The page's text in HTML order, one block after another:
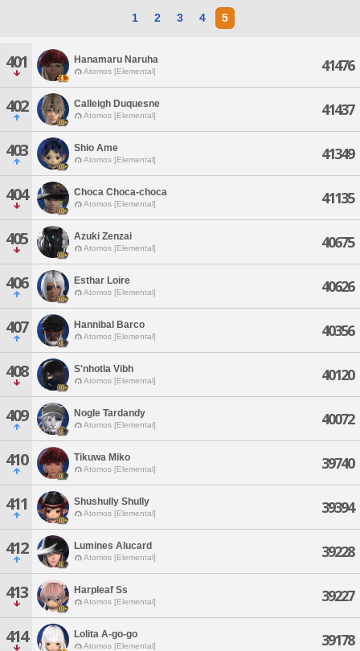
1 2 3 4 5
401 Hanamaru Naruha
Atomos [Elemental] 41476
402 Calleigh Duquesne
Atomos [Elemental] 41437
403 Shio Ame
Atomos [Elemental] 41349
404 Choca Choca-choca
Atomos [Elemental] 41135
405 Azuki Zenzai
Atomos [Elemental] 40675
406 Esthar Loire
Atomos [Elemental] 40626
407 Hannibal Barco
Atomos [Elemental] 40356
408 S'nhotla Vibh
Atomos [Elemental] 40120
409 Nogle Tardandy
Atomos [Elemental] 40072
410 Tikuwa Miko
Atomos [Elemental] 39740
411 Shushully Shully
Atomos [Elemental] 39394
412 Lumines Alucard
Atomos [Elemental] 39228
413 Harpleaf Ss
Atomos [Elemental] 39227
414 Lolita A-go-go
Atomos [Elemental] 39178